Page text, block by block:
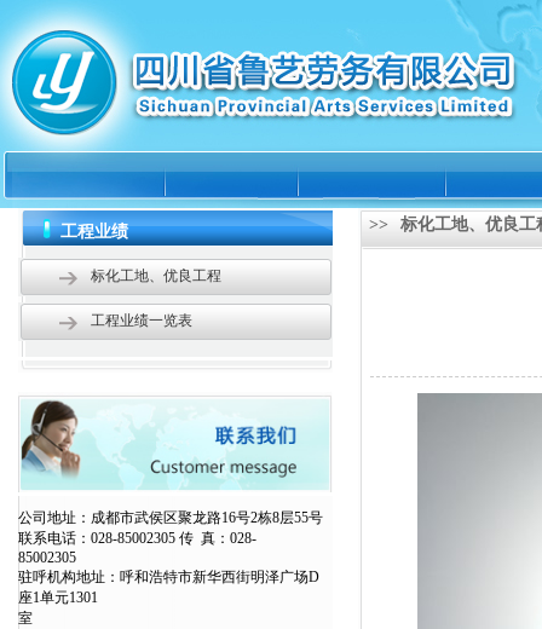
工程业绩
标化工地、优良工程
工程业绩一览表
公司地址：成都市武侯区聚龙路16号2栋8层55号
联系电话：028-85002305 传 真：028-
驻呼机构地址：呼和浩特市新华西街明泽广场D
座1单元1301
室
>> 标化工地、优良工